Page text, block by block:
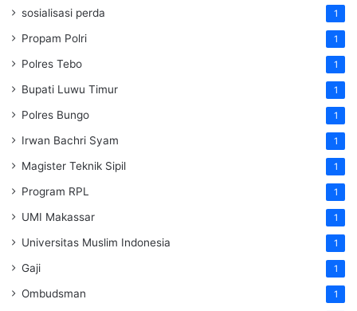
sosialisasi perda 1
Propam Polri 1
Polres Tebo 1
Bupati Luwu Timur 1
Polres Bungo 1
Irwan Bachri Syam 1
Magister Teknik Sipil 1
Program RPL 1
UMI Makassar 1
Universitas Muslim Indonesia 1
Gaji 1
Ombudsman 1